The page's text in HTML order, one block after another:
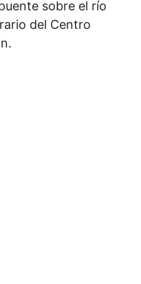
sobre el río
del Centro